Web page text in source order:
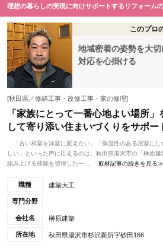
理想の暮らしの実現に向けサポートするリフォーム
このプロ
地域密着の姿勢を大
対応を心掛ける
[秋田県／修繕工事・改修工事・家の修理]
「家族にとって一番心地よい場所
して寄り添い住まいづくりをサポー
「古い和室を洋室に変えたい」「保温性のある浴室にし
しい」といった声に応えるのは、秋田県湯沢市の「榊原
組み上げる技能を習得した一...
取材記事の続きを見る≫
職種 建築大工
専門分野
会社名 榊原建築
所在地 秋田県湯沢市杉沢新所字砂田166